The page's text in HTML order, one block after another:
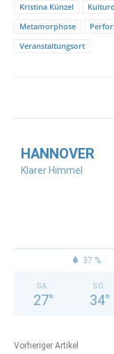
Kristina Künzel
Metamorphose
Veranstaltungsort
HANNOVER
Klarer Himmel
37 %
SA.
27°
SO.
34°
Vorheriger Artikel